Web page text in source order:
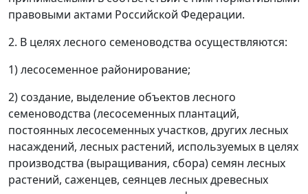
правовыми актами Российской Федерации.
2. В целях лесного семеноводства осуществляются:
1) лесосеменное районирование;
2) создание, выделение объектов лесного
семеноводства (лесосеменных плантаций,
постоянных лесосеменных участков, других лесных
насаждений, лесных растений, используемых в целях
производства (выращивания, сбора) семян лесных
растений, саженцев, сеянцев лесных древесных